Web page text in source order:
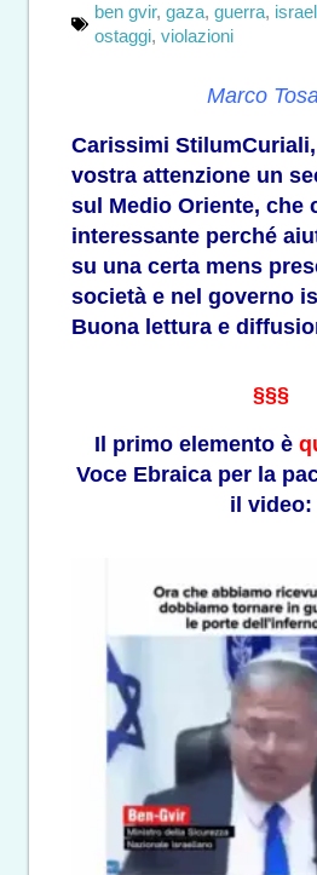
ben gvir, gaza, guerra,
ostaggi, violazioni
Marco
Carissimi
vostra attenzione un
sul Medio Oriente, che
interessante perché
su una certa mens
società e nel governo
Buona lettura e
§§§
Il primo elemento è
Voce Ebraica per la
il video: